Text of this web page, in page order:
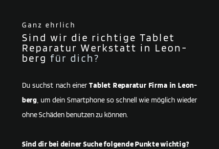
Ganz ehrlich
Sind wir die richtige Tablet
Reparatur Werkstatt in Leon­
berg für dich?
Du suchst nach einerTablet Reparatur Firma in Leon­
berg, um dein Smartphone so schnell wie möglich wieder
ohne Schäden benutzen zu können.
Sind dir bei deiner Suche folgende Punkte wichtig?